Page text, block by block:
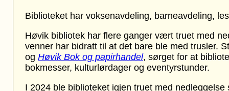
Biblioteket har voksenavdeling, barneavdeling,
Høvik bibliotek har flere ganger vært truet med
venner har bidratt til at det bare ble med trusler.
og Høvik Bok og papirhandel, sørget for at
bokmesser, kulturlørdager og eventyrstunder.
I 2024 ble biblioteket igjen truet med